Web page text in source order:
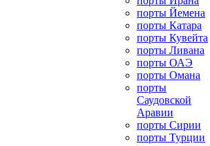
порты Йемена
порты Катара
порты Кувейта
порты Ливана
порты ОАЭ
порты Омана
порты
Саудовской
Аравии
порты Сирии
порты Турции